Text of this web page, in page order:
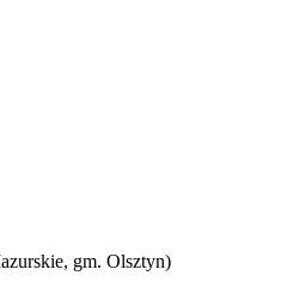
gm. Olsztyn)